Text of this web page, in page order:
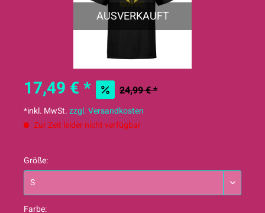
AUSVERKAUFT
17,49 € * 24,99 € *
*inkl. MwSt.zzgl. Versandkosten
Zur Zeit leider nicht verfügbar
Größe:
Farbe: